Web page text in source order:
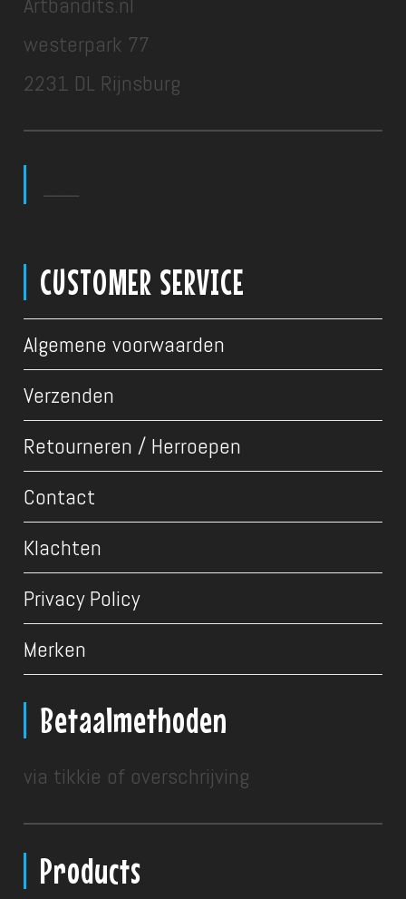
westerpark 77
2231 DL Rijnsburg
CUSTOMER SERVICE
Algemene voorwaarden
Verzenden
Retourneren / Herroepen
Contact
Klachten
Privacy Policy
Merken
Betaalmethoden
via tikkie of overschrijving
Products